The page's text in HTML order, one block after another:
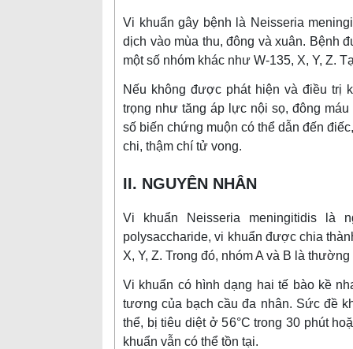
Vi khuẩn gây bệnh là Neisseria
dịch vào mùa thu, đông và xuân. Bệnh
một số nhóm khác như W-135, X, Y, Z.
Nếu không được phát hiện và điều trị
trọng như tăng áp lực nội sọ, đông
số biến chứng muộn có thể dẫn đến
chi, thậm chí tử vong.
II. NGUYÊN NHÂN
Vi khuẩn Neisseria meningitidis là
polysaccharide, vi khuẩn được chia
X, Y, Z. Trong đó, nhóm A và B là
Vi khuẩn có hình dạng hai tế bào kề
tương của bạch cầu đa nhân. Sức đề
thể, bị tiêu diệt ở 56°C trong 30 phút
khuẩn vẫn có thể tồn tại.